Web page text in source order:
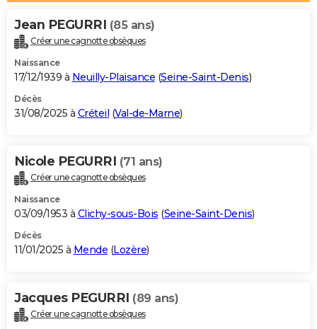
Alimentation
Guide de la santé
Maladies
Médicaments
Sommeil
VOYAGE
Destinations
City break
Voyage nature
Voyage de noces
Forum
Climat
+PHOTO
GUIDES D'ACHAT
BONS PLANS
Carte de Noël
Carte Bonne année
Carte Saint-Valentin
Carte Pâques
Carte d'anniversaire
DICTIONNAIRE
Dictionnaire
Biographies
Citations
Expressions
Proverbes
PROGRAMME TV
S'inscrire
Se connecter
Lycées
Collèges
Primaires
Universités
Entreprises
Service militaire
Avis de recherche
AVIS DE DÉCÈS
Bricolage
Lifestyle
Culture
Sport
Auto
Television
Voyage
Cinema
Jean PEGURRI (85 ans)
Créer une cagnotte obsèques
Naissance
17/12/1939 à Neuilly-Plaisance (Seine-Saint-Denis)
Décès
31/08/2025 à Créteil (Val-de-Marne)
Nicole PEGURRI (71 ans)
Créer une cagnotte obsèques
Naissance
03/09/1953 à Clichy-sous-Bois (Seine-Saint-Denis)
Décès
11/01/2025 à Mende (Lozère)
Jacques PEGURRI (89 ans)
Créer une cagnotte obsèques